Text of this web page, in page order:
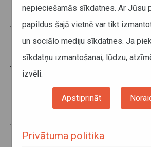
Vairākos reģionālo
maršrutos Kurzemē
jūlija
25. jūnijs 2026
No šī gada 1. jūlija būs
reģionālo autobusu maršrutos
Ziras, Liepāja–Ventspils un
Ventspils.
Reģionālās nozīmes autobusu
nepieciešamās sīkdatnes. Ar Jūsu
papildus šajā vietnē var tikt
un sociālo mediju sīkdatnes. Ja
sīkdatņu izmantošanai, lūdzu,
izvēli:
Apstiprināt
Privātuma politika